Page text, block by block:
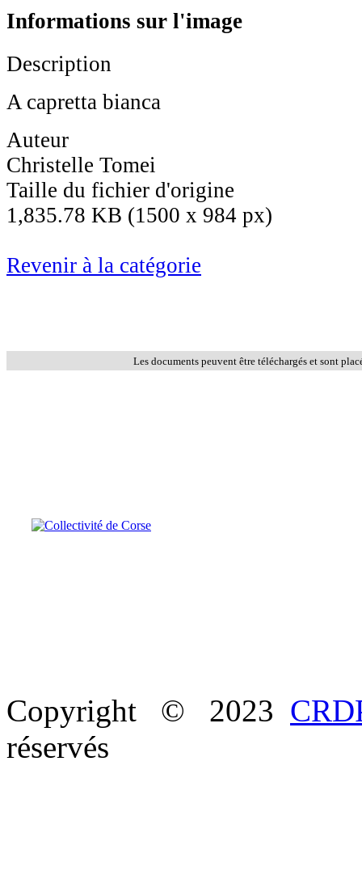
Informations sur l'image
Description
A capretta bianca
Auteur
Christelle Tomei
Taille du fichier d'origine
1,835.78 KB (1500 x 984 px)
Revenir à la catégorie
Les documents peuvent être téléchargés et sont
Copyright © 2023
réservés